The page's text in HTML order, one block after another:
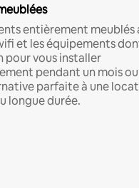
entièrement meublés
et les équipements
pour vous installer
pendant un mois ou
parfaite à une
longue durée.